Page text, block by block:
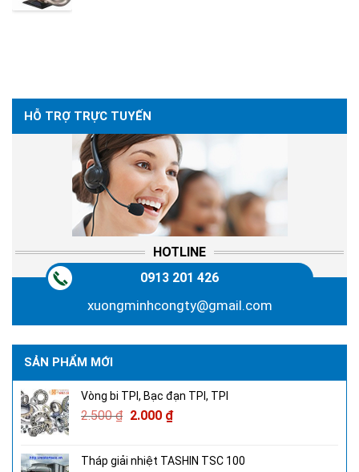
HỖ TRỢ TRỰC TUYẾN
HOTLINE
0913 201 426
xuongminhcongty@gmail.com
SẢN PHẨM MỚI
Vòng bi TPI, Bạc đạn TPI, TPI
2.500₫ 2.000 ₫
Tháp giải nhiệt TASHIN TSC 100